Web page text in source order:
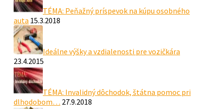
TÉMA: Peňažný príspevok na kúpu osobného
auta 15.3.2018
Ideálne výšky a vzdialenosti pre vozičkára
23.4.2015
TÉMA: Invalidný dôchodok, štátna pomoc pri
dlhodobom… 27.9.2018